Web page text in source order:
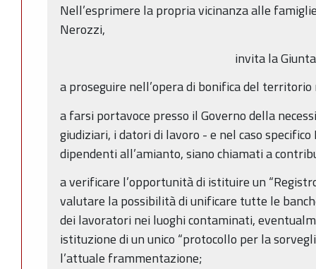
Nell’esprimere la propria vicinanza alle
Nerozzi,
invita la Giunta
a proseguire nell’opera di bonifica del
a farsi portavoce presso il Governo della
giudiziari, i datori di lavoro - e nel caso
dipendenti all’amianto, siano chiamati a
a verificare l’opportunità di istituire un
valutare la possibilità di unificare tutte le
dei lavoratori nei luoghi contaminati,
istituzione di un unico “protocollo per la
l’attuale frammentazione;